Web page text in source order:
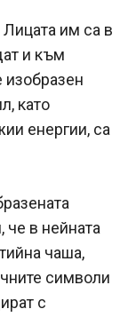
им са в
и към
като
енергии, са
в нейната
чаша,
символи
с